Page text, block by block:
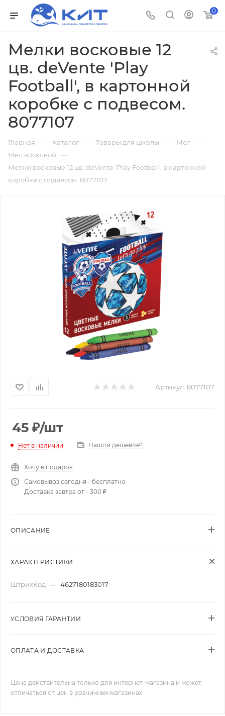
0
Мелки восковые 12
цв. deVente 'Play
Football', в картонной
коробке с подвесом.
8077107
Главная — Каталог — Товары для школы — Мел —
Мел восковой —
Мелки восковые 12 цв. deVente 'Play Football', в картонной
коробке с подвесом. 8077107
Артикул: 8077107
45 ₽/шт
Нет в наличии Нашли дешевле?
Хочу в подарок
Самовывоз сегодня - бесплатно
Доставка завтра от - 300 ₽
ОПИСАНИЕ
ХАРАКТЕРИСТИКИ
ШтрихКод — 4627180183017
УСЛОВИЯ ГАРАНТИИ
ОПЛАТА И ДОСТАВКА
Цена действительна только для интернет-магазина и может
отличаться от цен в розничных магазинах